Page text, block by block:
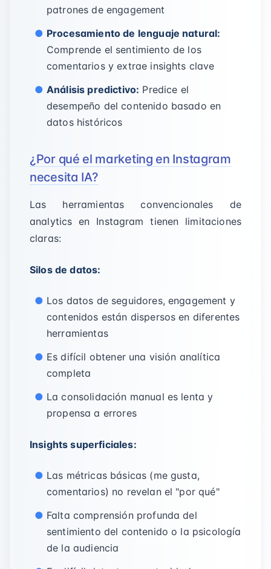
patrones de engagement
Procesamiento de lenguaje natural:
Comprende el sentimiento de los
comentarios y extrae insights clave
Análisis predictivo: Predice el
desempeño del contenido basado en
datos históricos
¿Por qué el marketing en Instagram
necesita IA?
Las herramientas convencionales de
analytics en Instagram tienen limitaciones
claras:
Silos de datos:
Los datos de seguidores, engagement y
contenidos están dispersos en diferentes
herramientas
Es difícil obtener una visión analítica
completa
La consolidación manual es lenta y
propensa a errores
Insights superficiales:
Las métricas básicas (me gusta,
comentarios) no revelan el "por qué"
Falta comprensión profunda del
sentimiento del contenido o la psicología
de la audiencia